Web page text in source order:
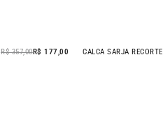
R$ 357,00R$ 177,00 - 50% OFF
CALCA SARJA